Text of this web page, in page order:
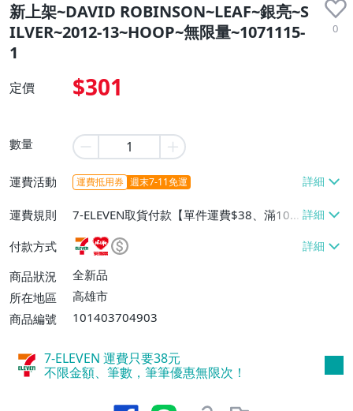
新上架~DAVID ROBINSON~LEAF~銀亮~S
ILVER~2012-13~HOOP~無限量~1071115-
1
0
定價 $301
數量
運費活動 運費抵用券 週末7-11免運
運費規則
7-ELEVEN取貨付款【單件運費$38、滿100
件或消費滿$1000000免運費】、7-ELEVEN
取貨不付款【單件運費$38】、萊爾富取貨
付款【單件運費$60、滿50件或消費滿$30
0000免運費】、郵局掛號【單件運費$50、
付款方式
商品狀況
全新品
所在地區
高雄市
商品編號
101403704903
7-ELEVEN 運費只要38元
不限金額、筆數，筆筆優惠無限次！